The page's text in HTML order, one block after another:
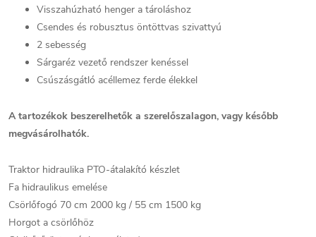
Visszahúzható henger a tároláshoz
Csendes és robusztus öntöttvas szivattyú
2 sebesség
Sárgaréz vezető rendszer kenéssel
Csúszásgátló acéllemez ferde élekkel
A tartozékok beszerelhetők a szerelőszalagon, vagy később
megvásárolhatók.
Traktor hidraulika PTO-átalakító készlet
Fa hidraulikus emelése
Csörlőfogó 70 cm 2000 kg / 55 cm 1500 kg
Horgot a csörlőhöz